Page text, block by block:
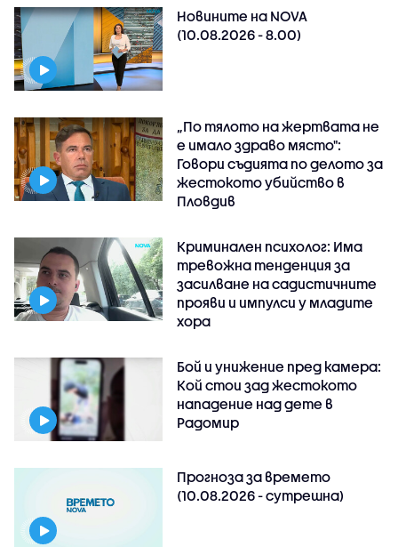
Новините на NOVA
(10.08.2026 - 8.00)
„По тялото на жертвата не
е имало здраво място":
Говори съдията по делото за
жестокото убийство в
Пловдив
Криминален психолог: Има
тревожна тенденция за
засилване на садистичните
прояви и импулси у младите
хора
Бой и унижение пред камера:
Кой стои зад жестокото
нападение над дете в
Радомир
Прогноза за времето
(10.08.2026 - сутрешна)